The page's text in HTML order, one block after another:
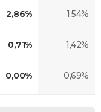
2,86% 1,54%
0,71% 1,42%
0,00% 0,69%